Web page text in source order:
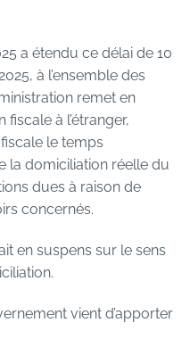
a étendu ce délai de 10
à l’ensemble des
remet en
à l’étranger,
le temps
la domiciliation réelle du
dues à raison de
concernés.
en suspens sur le sens
vient d’apporter